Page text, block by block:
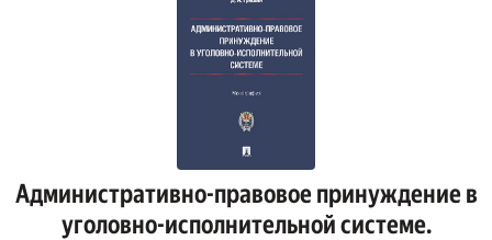
Административно-правовое принуждение в
уголовно-исполнительной системе.